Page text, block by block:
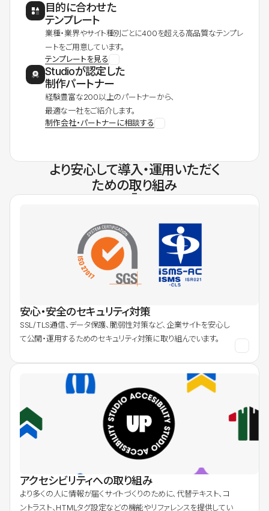
目的に合わせた
テンプレート
業種・業界やサイト種別ごとに400を超える高品質なテンプレ
ートをご用意しています。
テンプレートを見る
Studioが認定した
制作パートナー
経験豊富な200以上のパートナーから、
最適な一社をご紹介します。
制作会社・パートナーに相談する
より安心して導入・運用いただく
ための取り組み
安心・安全のセキュリティ対策
SSL/TLS通信、データ保護、脆弱性対策など、企業サイトを安心し
て公開・運用するためのセキュリティ対策に取り組んでいます。
アクセシビリティへの取り組み
より多くの人に情報が届くサイトづくりのために、代替テキスト、コ
ントラスト、HTMLタグ設定などの機能やリファレンスを提供してい